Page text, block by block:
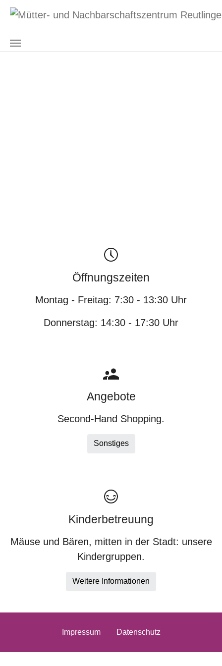
Zum Hauptinhalt springen
Öffnungszeiten
Montag - Freitag: 7:30 - 13:30 Uhr
Donnerstag: 14:30 - 17:30 Uhr
Angebote
Second-Hand Shopping.
Sonstiges
Kinderbetreuung
Mäuse und Bären, mitten in der Stadt: unsere
Kindergruppen.
Weitere Informationen
Impressum Datenschutz